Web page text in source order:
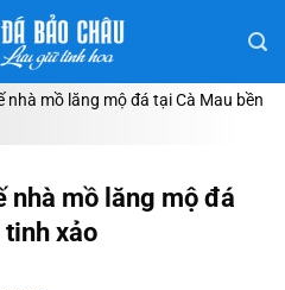
nhà mồ lăng mộ đá tại Cà Mau bền
nhà mồ lăng mộ đá
tinh xảo